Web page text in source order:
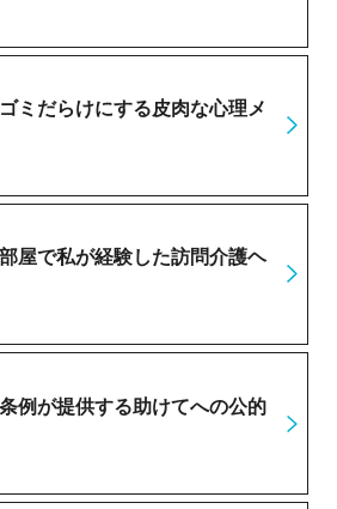
ミだらけにする皮肉な心理メ
屋で私が経験した訪問介護ヘ
例が提供する助けてへの公的